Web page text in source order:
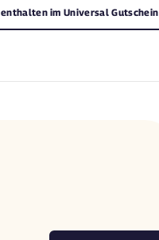
enthalten im Universal Gutschein